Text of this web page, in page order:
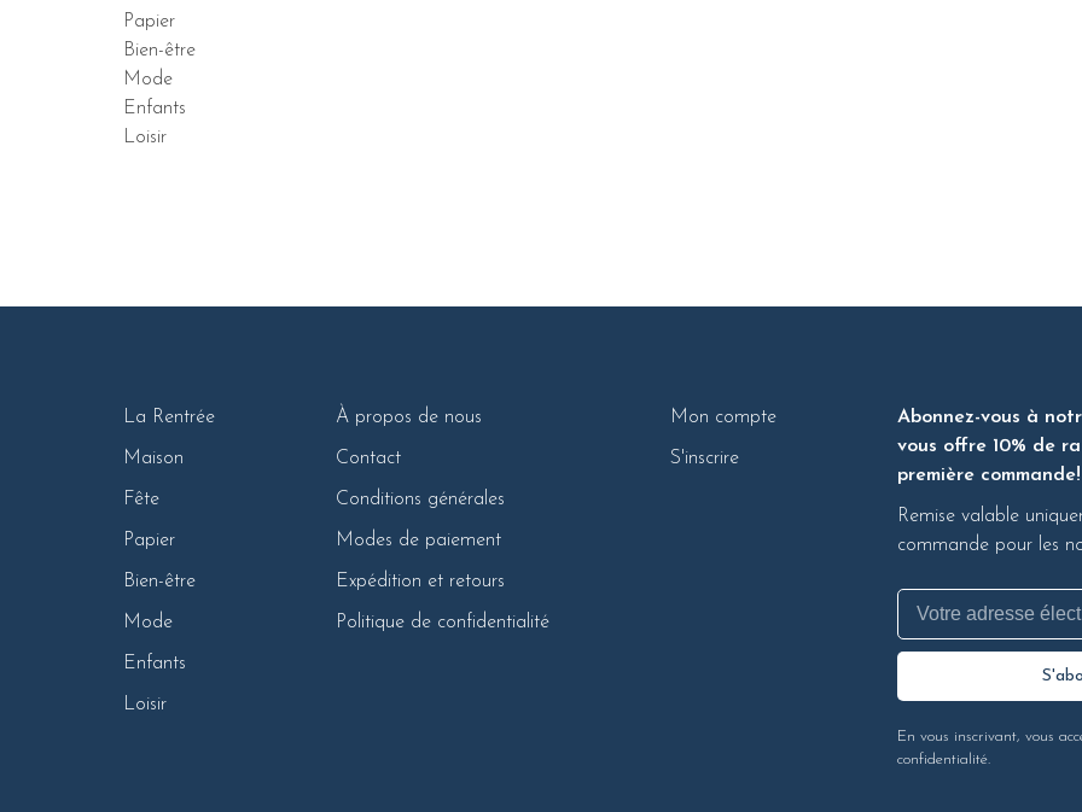
Papier
Bien-être
Mode
Enfants
Loisir
La Rentrée
Maison
Fête
Papier
Bien-être
Mode
Enfants
Loisir
À propos de nous
Contact
Conditions générales
Modes de paiement
Expédition et retours
Politique de confidentialité
Mon compte
S'inscrire
Abonnez-vous à
vous offre 10% de
première commande!
Remise valable
commande pour les
En vous inscrivant, vous
confidentialité.